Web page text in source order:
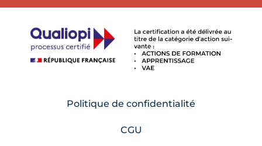
Politique de confidentialité
CGU